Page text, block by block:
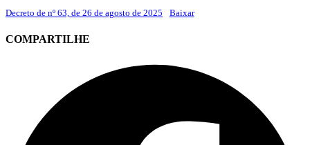
Decreto de nº 63, de 26 de agosto de 2025 Baixar
COMPARTILHE